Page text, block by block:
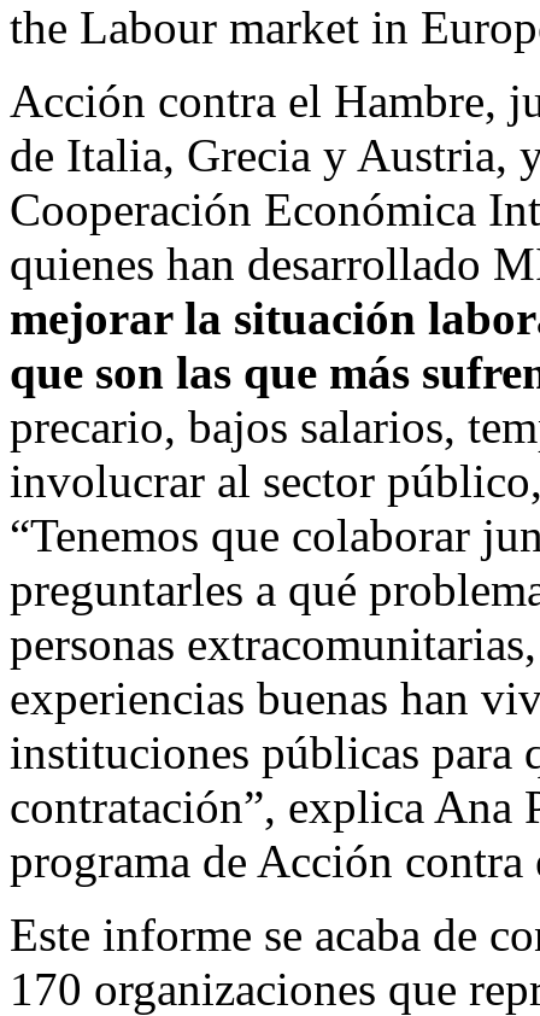
the Labour market in
Acción contra el Hambre,
de Italia, Grecia y Austria,
Cooperación Económica
quienes han desarrollado
mejorar la situación
que son las que más
precario, bajos salarios,
involucrar al sector
“Tenemos que colaborar
preguntarles a qué
personas
experiencias buenas han
instituciones públicas para
contratación”, explica Ana
programa de Acción contra
Este informe se acaba de
170 organizaciones que